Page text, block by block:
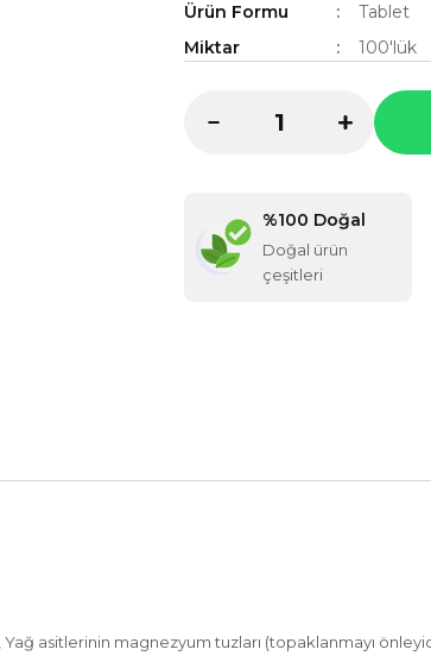
Ürün Formu
Tablet
Miktar
100'lük
%100 Doğal
Doğal ürün
çeşitleri
asitlerinin magnezyum tuzları (topaklanmayı